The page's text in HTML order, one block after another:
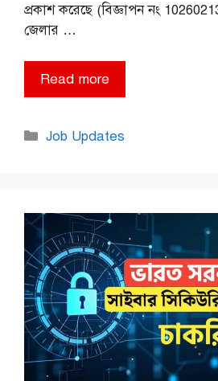
প্রকাশ করেছে (বিজ্ঞাপন নং
জেলার …
Read more
Categories
Job Updates